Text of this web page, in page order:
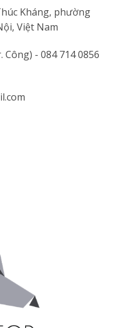
Kháng, phường
Việt Nam
Công) - 084 714 0856